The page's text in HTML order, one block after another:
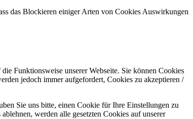
das Blockieren einiger Arten von Cookies Auswirkungen
Funktionsweise unserer Webseite. Sie können Cookies
jedoch immer aufgefordert, Cookies zu akzeptieren /
Sie uns bitte, einen Cookie für Ihre Einstellungen zu
werden alle gesetzten Cookies auf unserer